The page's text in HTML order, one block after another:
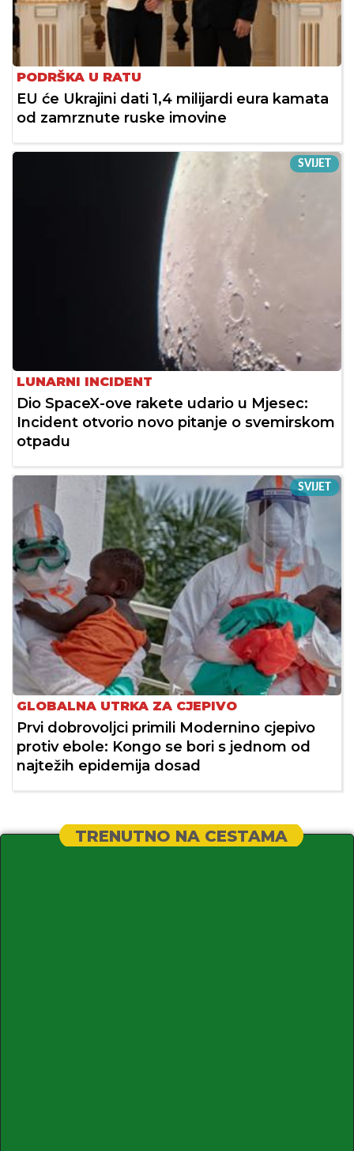
PODRŠKA U RATU
EU će Ukrajini dati 1,4 milijardi eura kamata
od zamrznute ruske imovine
SVIJET
LUNARNI INCIDENT
Dio SpaceX-ove rakete udario u Mjesec:
Incident otvorio novo pitanje o svemirskom
otpadu
SVIJET
GLOBALNA UTRKA ZA CJEPIVO
Prvi dobrovoljci primili Modernino cjepivo
protiv ebole: Kongo se bori s jednom od
najtežih epidemija dosad
TRENUTNO NA CESTAMA